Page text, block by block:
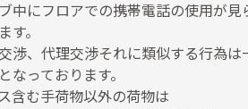
中にフロアでの携帯電話の使用が
す。
渉、代理交渉それに類似する行為は
っております。
含む手荷物以外の荷物は